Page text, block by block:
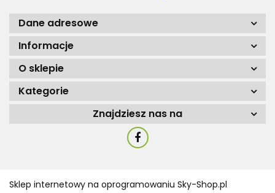
Dane adresowe
Informacje
O sklepie
Kategorie
Znajdziesz nas na
Sklep internetowy na oprogramowaniu Sky-Shop.pl